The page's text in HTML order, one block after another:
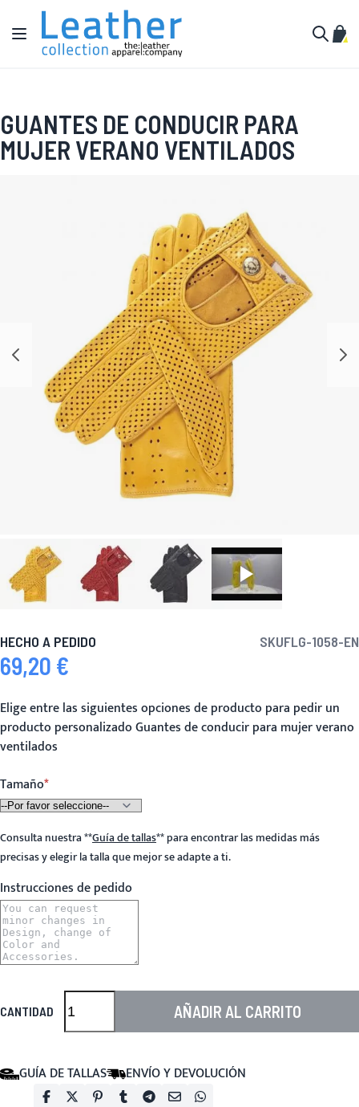
Ir al contenido
Toggle Nav
Mi
GUANTES DE CONDUCIR PARA
MUJER VERANO VENTILADOS
HECHO A PEDIDO SKUFLG-1058-EN
69,20 €
Elige entre las siguientes opciones de producto para pedir un
producto personalizado Guantes de conducir para mujer verano
ventilados
Tamaño
Consulta nuestra**Guía de tallas**para encontrar las medidas más
precisas y elegir la talla que mejor se adapte a ti.
Instrucciones de pedido
CANTIDAD AÑADIR AL CARRITO
GUÍA DE TALLAS ENVÍO Y DEVOLUCIÓN